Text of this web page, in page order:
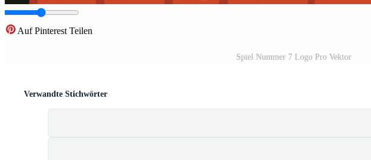
Auf Pinterest Teilen
Spiel Nummer 7 Logo Pro Vektor
Verwandte Stichwörter